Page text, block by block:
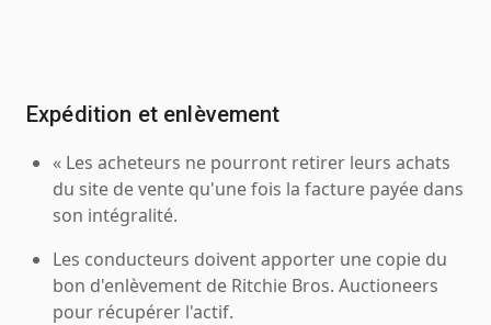
Expédition et enlèvement
« Les acheteurs ne pourront retirer leurs achats
du site de vente qu'une fois la facture payée dans
son intégralité.
Les conducteurs doivent apporter une copie du
bon d'enlèvement de Ritchie Bros. Auctioneers
pour récupérer l'actif.